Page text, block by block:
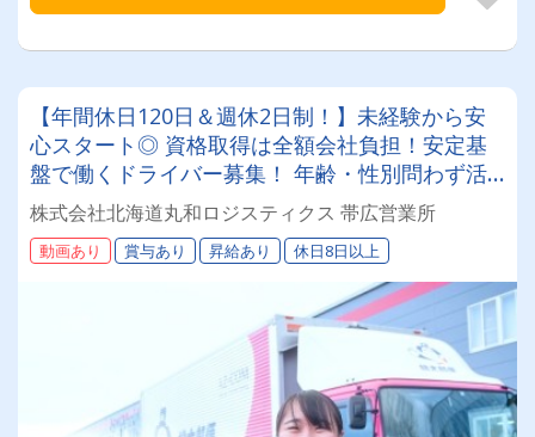
【年間休日120日＆週休2日制！】未経験から安
心スタート◎ 資格取得は全額会社負担！安定基
盤で働くドライバー募集！ 年齢・性別問わず活
躍できるお仕事です✨
株式会社北海道丸和ロジスティクス 帯広営業所
動画あり 賞与あり 昇給あり 休日8日以上